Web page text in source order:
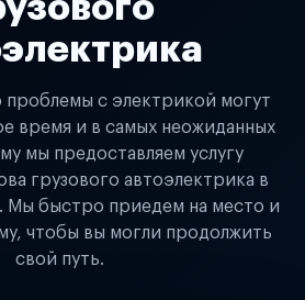
с электрикой могут
время и в самых неожиданных
мы предоставляем услугу
грузового автоэлектрика в
Мы быстро приедем на место и
чтобы вы могли продолжить
свой путь.